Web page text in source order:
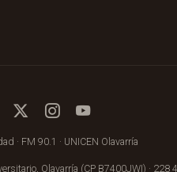
· FM 90.1 · UNICEN Olavarría
Olavarría (CP B7400JWI) · 228